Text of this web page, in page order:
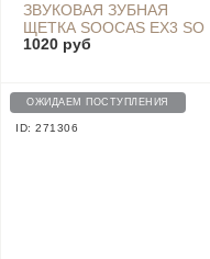
ЗВУКОВАЯ ЗУБНАЯ
ЩЕТКА SOOCAS EX3 SO
WHITE SONIC, РОЗОВЫЙ
1020 руб
ОЖИДАЕМ ПОСТУПЛЕНИЯ
ID: 271306